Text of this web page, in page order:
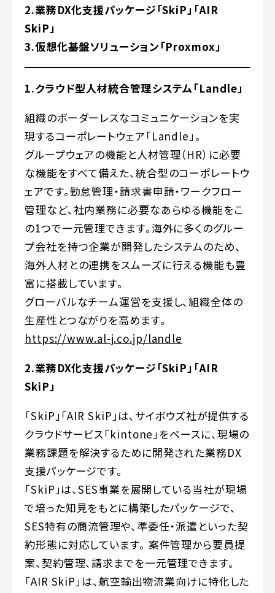
2.業務DX化支援パッケージ「SkiP」「AIR
SkiP」
3.仮想化基盤ソリューション「Proxmox」
1.クラウド型人材統合管理システム「Landle」
組織のボーダーレスなコミュニケーションを実
現するコーポレートウェア「Landle」。
グループウェアの機能と人材管理（HR）に必要
な機能をすべて備えた、統合型のコーポレートウ
ェアです。勤怠管理・請求書申請・ワークフロー
管理など、社内業務に必要なあらゆる機能をこ
の1つで一元管理できます。海外に多くのグルー
プ会社を持つ企業が開発したシステムのため、
海外人材との連携をスムーズに行える機能も豊
富に搭載しています。
グローバルなチーム運営を支援し、組織全体の
生産性とつながりを高めます。
https://www.al-j.co.jp/landle
2.業務DX化支援パッケージ「SkiP」「AIR
SkiP」
「SkiP」「AIR SkiP」は、サイボウズ社が提供する
クラウドサービス「kintone」をベースに、現場の
業務課題を解決するために開発された業務DX
支援パッケージです。
「SkiP」は、SES事業を展開している当社が現場
で培った知見をもとに構築したパッケージで、
SES特有の商流管理や、準委任・派遣といった契
約形態に対応しています。 案件管理から要員提
案、契約管理、請求までを一元管理できます。
「AIR SkiP」は、航空輸出物流業向けに特化した